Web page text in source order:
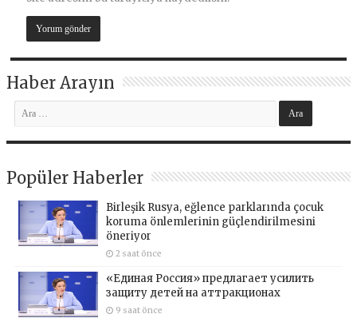
Haber Arayın
Popüler Haberler
Birleşik Rusya, eğlence parklarında çocuk
koruma önlemlerinin güçlendirilmesini
öneriyor
2 saat önce
«Единая Россия» предлагает усилить
защиту детей на аттракционах
9 saat önce